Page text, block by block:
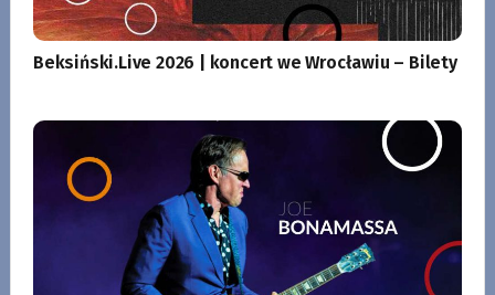
Beksiński.Live 2026 | koncert we Wrocławiu – Bilety